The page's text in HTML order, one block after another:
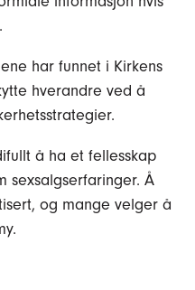
har funnet i Kirkens
hverandre ved å
å ha et fellesskap
Å
og mange velger å